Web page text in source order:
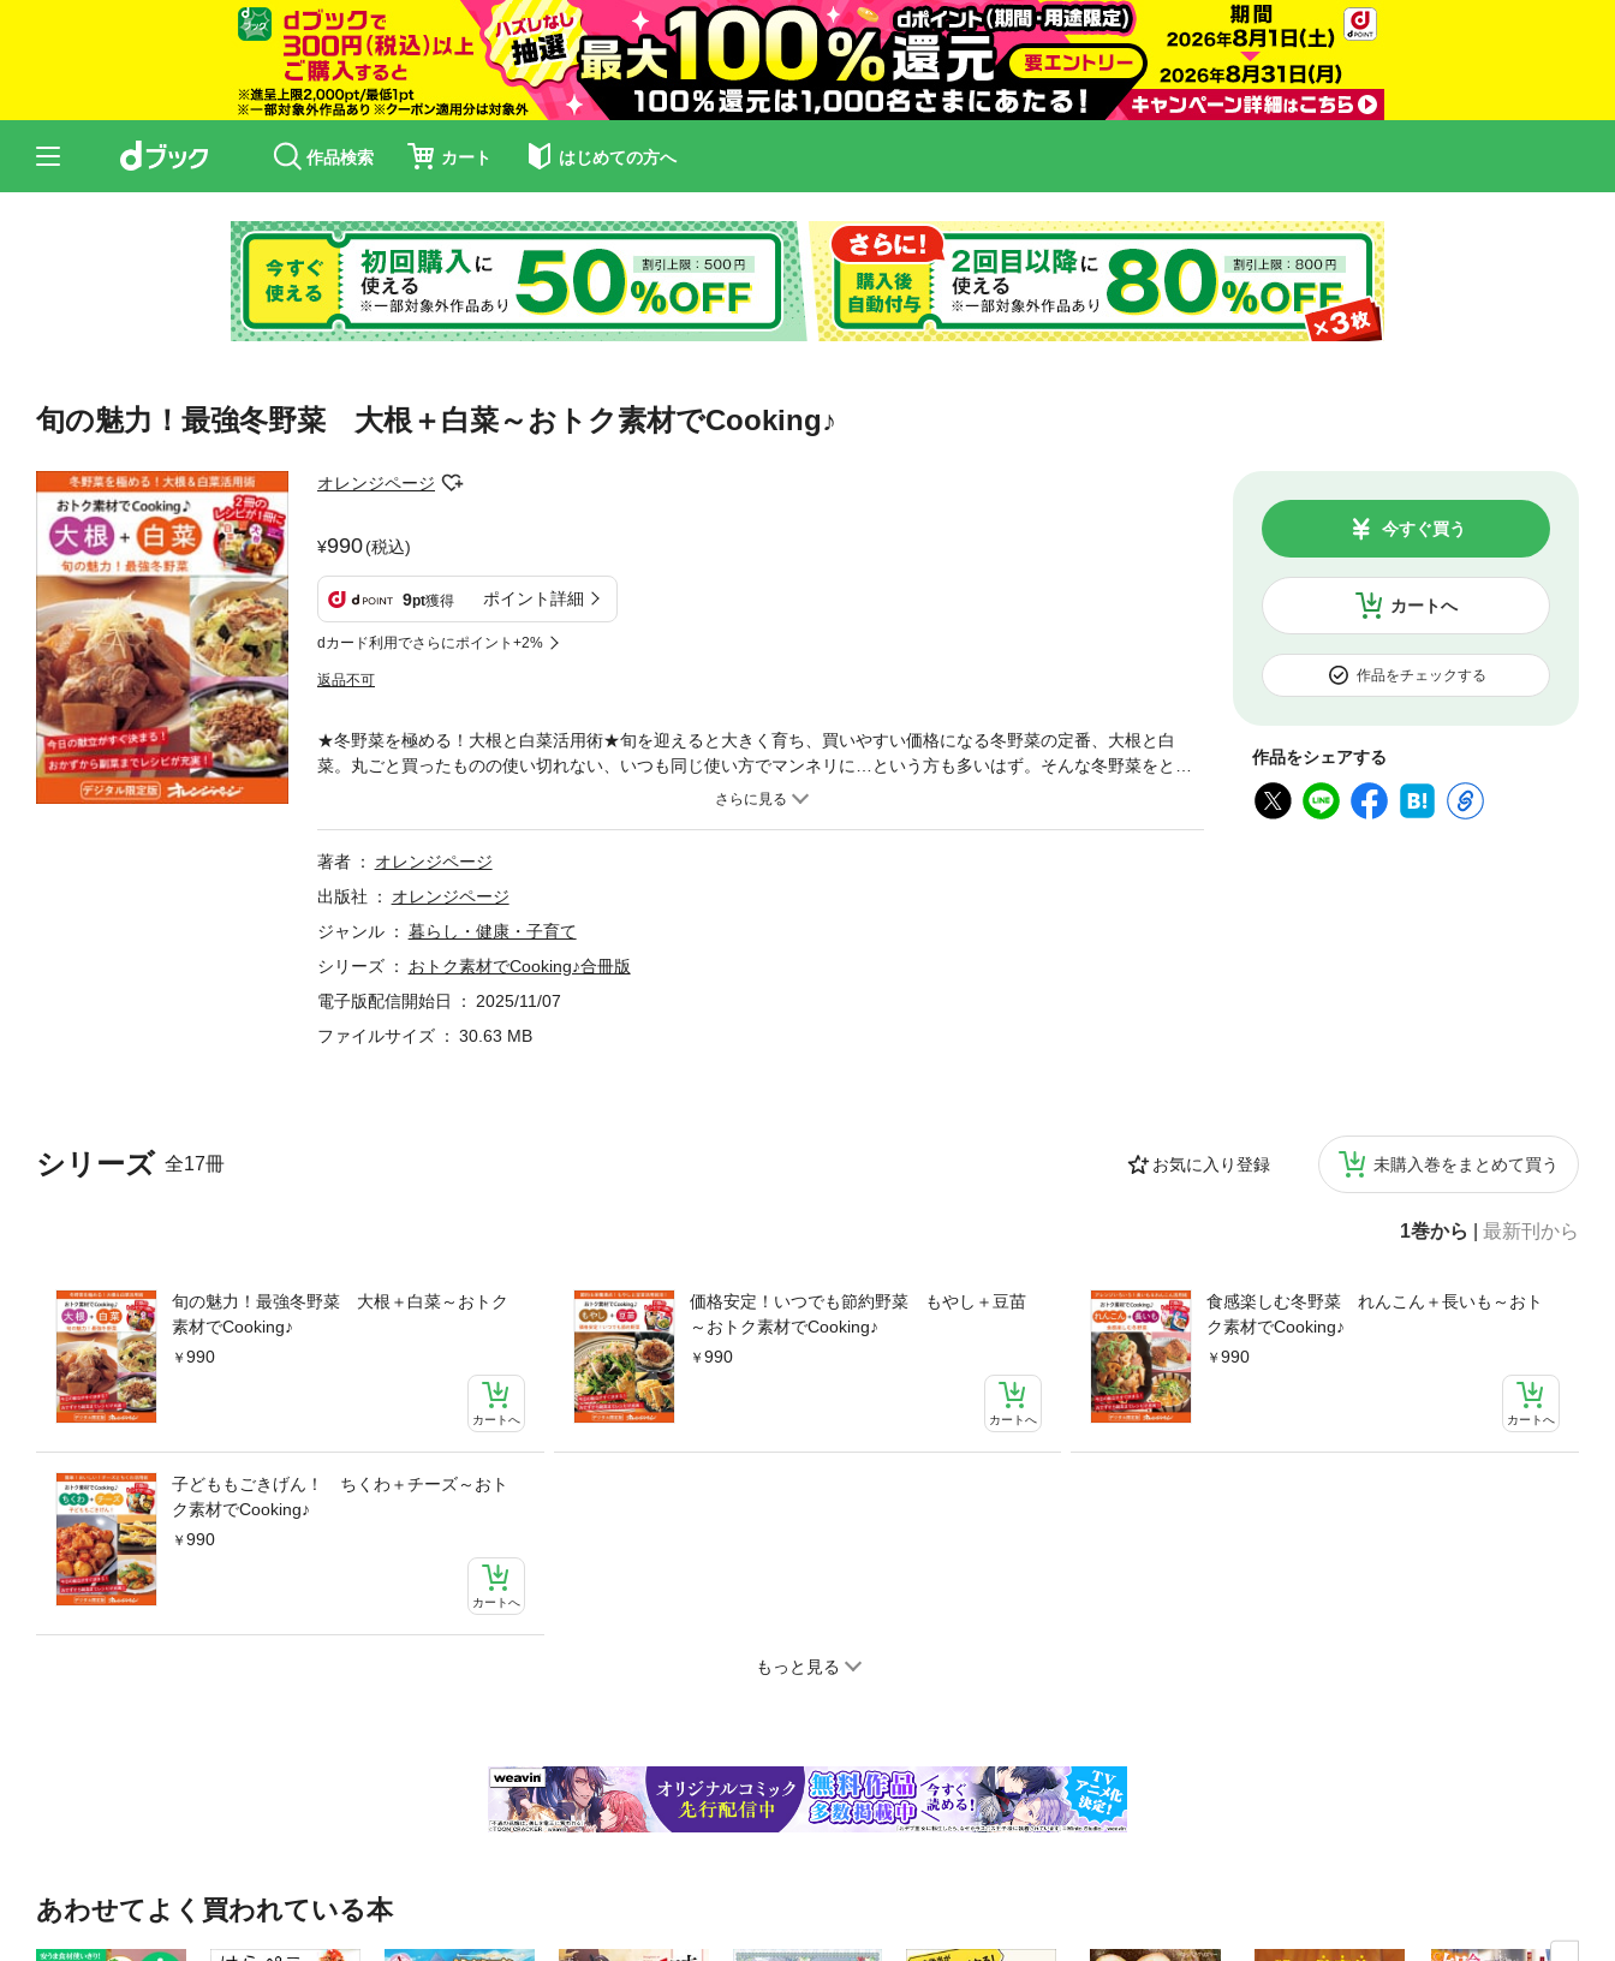
作品検索 カート はじめての方へ
旬の魅力！最強冬野菜 大根＋白菜～おトク素材でCooking♪
オレンジページ
990(税込)
9pt獲得 ポイント詳細
dカード利用でさらにポイント+2%
返品不可
カートへ
今すぐ買う
作品をチェックする
作品をシェアする
シリーズ 全17冊 お気に入り登録 未購入巻をまとめて買う
1巻から 最新刊から
旬の魅力！最強冬野菜 大根＋白菜～おトク
素材でCooking♪
990
カートへ
価格安定！いつでも節約野菜 もやし＋豆苗
～おトク素材でCooking♪
990
カートへ
食感楽しむ冬野菜 れんこん＋長いも～おト
ク素材でCooking♪
990
カートへ
子どももごきげん！ ちくわ＋チーズ～おト
ク素材でCooking♪
990
カートへ
もっと見る
★冬野菜を極める！大根と白菜活用術★旬を迎えると大きく育ち、買いやすい価格になる冬野菜の定番、大根と白
菜。丸ごと買ったものの使い切れない、いつも同じ使い方でマンネリに…という方も多いはず。そんな冬野菜をとこ
とん使ったレシピを集めました。《コンテンツの紹介》～大根 さすがの底力～●うまみ素材で大根が主役のボリュー
のみそソテー／大根と豚肉のゆずこしょう煮／大根と豚スペアリブのじっくり煮〈鶏肉で〉大根と鶏肉のしょうが風
味煮／大根と鶏肉の塩炒め／大根と鶏肉のダッカルビ風／大根と鶏肉のみそグラタン／大根と手羽元のポトフー／焼
の重ね焼き／大根と牛肉の酢みそおろしのせ／大根と牛肉のソース炒め／ひらひら大根の焼き肉サラダ／牛すじ大根
〈ひき肉で〉麻婆大根／大根たっぷりつくねの照り焼き／大根のみそそぼろ煮／大根と豚だんごのねぎ塩煮／大根餃
子〈魚介で〉大根とぶりのみそ煮／大根と鮭のあっさり煮／大根とたこのカレー炒め／大根のえびあんかけ／大根と
大根のキムチ鍋／大根とぶりの雪見鍋／大根と豚肉のカレー鍋／大根の鶏だんご鍋●賢く使いきる！大根の簡単副菜
大根の葉といり卵のふりかけ／大根の葉とツナのしょうゆ炒め／大根の葉のカレー風味そぼろ～白菜 最強のコスパ野
牛肉巻き煮〈ひき肉で〉白菜と肉だんごのみそ煮／麻婆白菜／白菜とひき肉のトマト重ね蒸し／和風ロール白菜〈ベ
ーコンで〉白菜とベーコンの重ね焼き／白菜とベーコンの蒸し煮／白菜とベーコンのピリ辛炒め〈魚介で〉八宝菜／
白菜とかきのオイスターソース炒め／白菜と鮭のみそバター炒め／白菜とたらの中華風煮もの／白菜とたらのクリー
ム煮／白菜とたこのにんにくじょうゆ炒め／白菜と揚げさばの甘酢あえ●新定番に取り入れたい！白菜が主役のあった
か鍋白菜と鶏肉の蒸し鍋／白菜と鶏だんごの鍋／白菜と鮭の豆乳鍋／白菜たっぷり担担鍋／白菜とかきのにんにくみ
そ鍋／白菜と豚バラの蒸し鍋●手作りすれば、格別の味！白菜たっぷり焼き餃子基本の焼き餃子／パリパリ羽根つき餃
の中華風甘酢漬け／白菜のキムチ風／白菜の簡単ピクルス／白菜のピリ辛あえ／白菜のじゃこあえ／白菜と青じその
い場合があります。※本書は『おトク素材でCooking♪大根 さすがの底力。』と『おトク素材でCooking♪白菜 最強のコ
スパ野菜。』を一冊にまとめた合冊版です。
著者
オレンジページ
出版社
オレンジページ
ジャンル
暮らし・健康・子育て
シリーズ
おトク素材でCooking♪合冊版
電子版配信開始日
2025/11/07
ファイルサイズ
30.63 MB
あわせてよく買われている本